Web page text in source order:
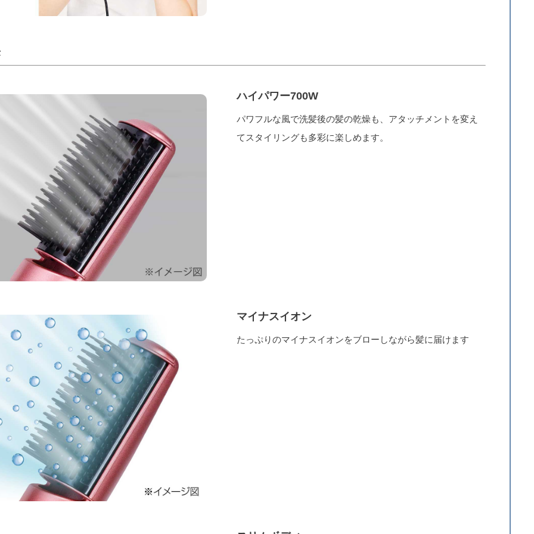
ハイパワー700W
パワフルな風で洗髪後の髪の乾燥も、アタッチメントを変え
てスタイリングも多彩に楽しめます。
マイナスイオン
たっぷりのマイナスイオンをブローしながら髪に届けます